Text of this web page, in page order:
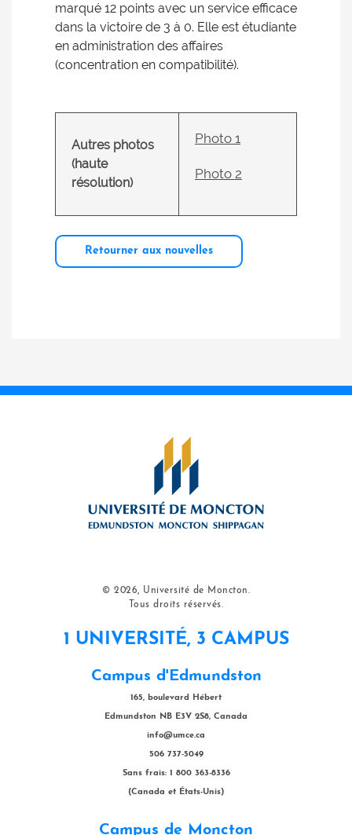
marqué 12 points avec un service efficace
dans la victoire de 3 à 0. Elle est étudiante
en administration des affaires
(concentration en compatibilité).
Autres photos
(haute
résolution)
Photo 1
Photo 2
Retourner aux nouvelles
© 2026, Université de Moncton.
Tous droits réservés.
1 UNIVERSITÉ, 3 CAMPUS
Campus d'Edmundston
165, boulevard Hébert
Edmundston NB E3V 2S8, Canada
info@umce.ca
506 737-5049
Sans frais: 1 800 363-8336
(Canada et États-Unis)
Campus de Moncton